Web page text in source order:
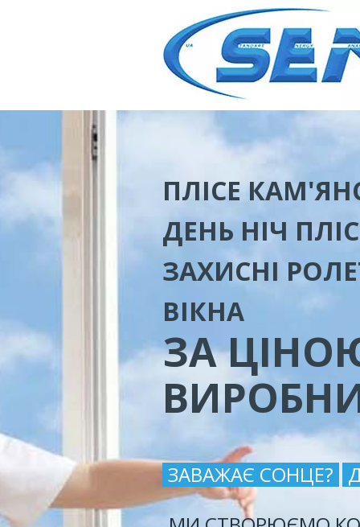
ПЛІСЕ
ДЕНЬ НІЧ
ЗАХИСНІ
ВІКНА
ЗА
ЗАВАЖАЄ СОНЦЕ?